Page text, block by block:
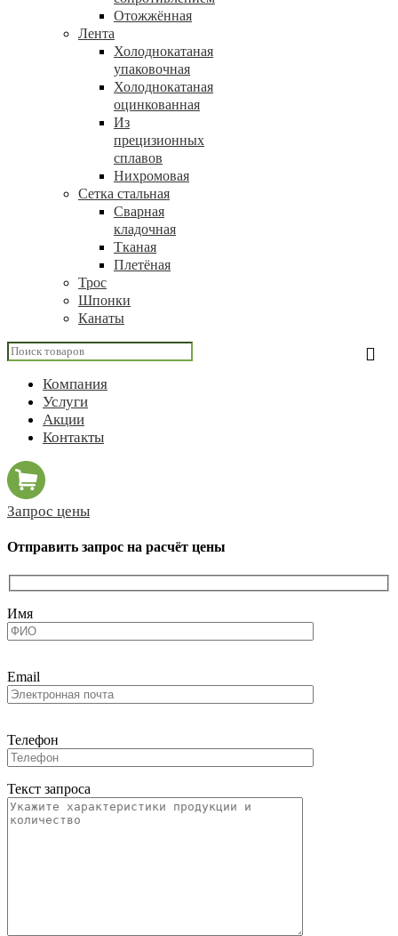
Отожжённая
Лента
Холоднокатаная
упаковочная
Холоднокатаная
оцинкованная
Из
прецизионных
сплавов
Нихромовая
Сетка стальная
Сварная
кладочная
Тканая
Плетёная
Трос
Шпонки
Канаты
Компания
Услуги
Акции
Контакты
Запрос цены
Отправить запрос на расчёт цены
Имя
Email
Телефон
Текст запроса